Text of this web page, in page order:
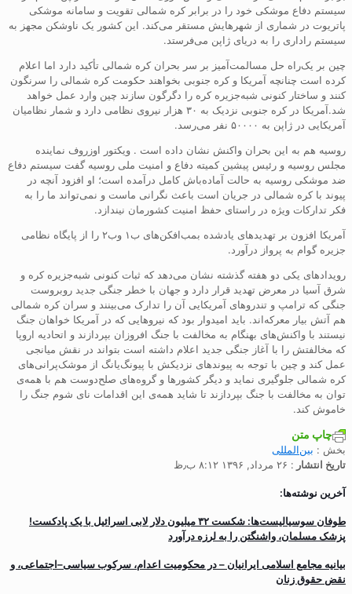
سیستم دفاع موشکی خود را در برابر کره شمالی تقویت و سامانه موشکی
پاتریوت در شماری از شهرهایش مستقر می‌کند. این کشور یک ناوشکن مجهز به
سیستم راداری را به دریای ژاپن می‌فرستد.
چین بر یک‌راه حل مسالمت‌آمیز بر سر بحران کره شمالی تأکید دارد اما اعلام
کرده است چنانچه آمریکا و کره جنوبی بخواهند حکومت کره شمالی را سرنگون
کنند و ساختار کنونی شبه‌جزیره کره را دگرگون سازند چین وارد عمل خواهد
شد.آمریکا در کره جنوبی نزدیک به ۳۰ هزار نیروی نظامی دارد و شمار نظامیان
آمریکایی در ژاپن به ۵۰۰۰۰ نفر می‌رسد.
روسیه هم به این بحران واکنش نشان داده است . ویکتور اوزروف نماینده
مجلس روسیه و رئیس پیشین کمیته دفاع و امنیت ملی روسیه گفت سیستم دفاع
ضد موشکی روسیه به حالت آماده‌باش کامل درآمده است؛ او افزود آنچه در
پیوند با کره شمالی در جریان است باعث نگرانی ماست و نمی‌تواند ما را به
فکر تدارکات ویژه در راستای حفظ امنیت کشورمان نیندازد.
آمریکا افزون بر تهدیدهای یادشده بمب‌افکن‌های ب۱ وب۲ را از پایگاه نظامی
جزیره گوام به پرواز درآورد.
رویدادهای یکی دو هفته گذشته نشان می‌دهد که ثبات کنونی شبه‌جزیره کره و
شرق آسیا در معرض تهدید قرار دارد و جهان با خطر جنگی جدید روبروست
جنگی که ترامپ و تندروهای آمریکایی آن را تدارک می‌بینند و سران کره شمالی
هم آتش بیار معرکه‌اند. باید امیدوار بود که نیروهایی که در آمریکا خواهان جنگ
نیستند با واکنش‌های بهنگام به مخالفت با جنگ افروزان بپردازند و اتحادیه اروپا
که مخالفتش را با آغاز جنگی جدید اعلام داشته است بتواند در نقش میانجی
عمل کند و چین با توجه به پیوندهای نزدیکش با پیونگ‌یانگ از موشک‌پرانی‌های
کره شمالی جلوگیری نماید و دیگر کشورها و گروه‌های صلح‌دوست هم با همه‌ی
توان به مخالفت با جنگ بپردازند تا شاید همه‌ی این اقدامات نای شوم جنگ را
خاموش کند.
چاپ متن
بخش : بین‌المللی
تاریخ انتشار : ۲۶ مرداد, ۱۳۹۶ ۸:۱۲ ب٫ظ
آخرین نوشته‌ها:
طوفان سوسیالیست‌ها: شکست ۳۲ میلیون دلار لابی اسرائیل با یک پادکست!
پزشک مسلمان، واشنگتن را به لرزه درآورد
بیانیه مجامع اسلامی ایرانیان – در محکومیت اعدام، سرکوب سیاسی–اجتماعی، و
نقض حقوق زنان